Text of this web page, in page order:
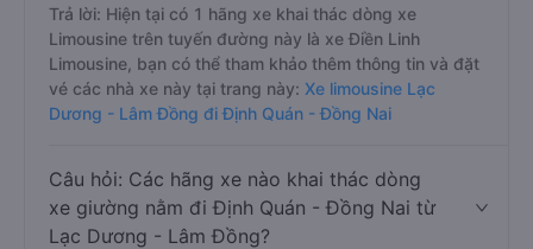
Trả lời: Hiện tại có 1 hãng xe khai thác dòng xe
Limousine trên tuyến đường này là xe Điền Linh
Limousine, bạn có thể tham khảo thêm thông tin và đặt
vé các nhà xe này tại trang này: Xe limousine Lạc
Dương - Lâm Đồng đi Định Quán - Đồng Nai
Câu hỏi: Các hãng xe nào khai thác dòng
xe giường nằm đi Định Quán - Đồng Nai từ
Lạc Dương - Lâm Đồng?